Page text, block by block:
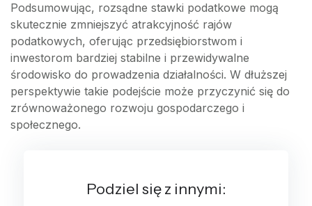
Podsumowując, rozsądne stawki podatkowe mogą
skutecznie zmniejszyć atrakcyjność rajów
podatkowych, oferując przedsiębiorstwom i
inwestorom bardziej stabilne i przewidywalne
środowisko do prowadzenia działalności. W dłuższej
perspektywie takie podejście może przyczynić się do
zrównoważonego rozwoju gospodarczego i
społecznego.
Podziel się z innymi: